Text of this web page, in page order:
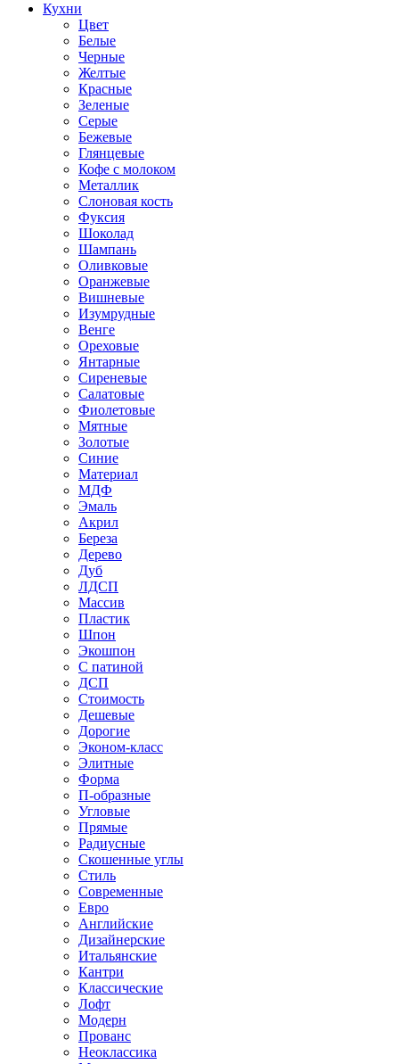
Кухни
Цвет
Белые
Черные
Желтые
Красные
Зеленые
Серые
Бежевые
Глянцевые
Кофе с молоком
Металлик
Слоновая кость
Фуксия
Шоколад
Шампань
Оливковые
Оранжевые
Вишневые
Изумрудные
Венге
Ореховые
Янтарные
Сиреневые
Салатовые
Фиолетовые
Мятные
Золотые
Синие
Материал
МДФ
Эмаль
Акрил
Береза
Дерево
Дуб
ЛДСП
Массив
Пластик
Шпон
Экошпон
С патиной
ДСП
Стоимость
Дешевые
Дорогие
Эконом-класс
Элитные
Форма
П-образные
Угловые
Прямые
Радиусные
Скошенные углы
Стиль
Современные
Евро
Английские
Дизайнерские
Итальянские
Кантри
Классические
Лофт
Модерн
Прованс
Неоклассика